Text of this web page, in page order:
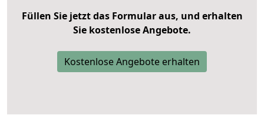
Füllen Sie jetzt das Formular aus, und erhalten
Sie kostenlose Angebote.
Kostenlose Angebote erhalten